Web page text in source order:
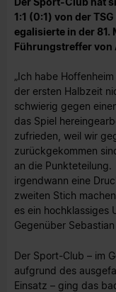
1:1 (0:1) von der
egalisierte in der 81.
Führungstreffer von
„Ich habe
der ersten Halbzeit
schwierig gegen
das Spiel
zufrieden, weil wir
zurückgekommen
an die Punkteteilung.
irgendwann eine
zweiten Stich
es ein hochklassiges
Gegenüber
Der Sport-Club – im
aufgrund des
Einsatz – ging das